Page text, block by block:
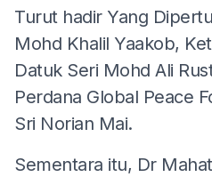
Turut hadir Yang
Mohd Khalil Yaakob,
Datuk Seri Mohd Ali
Perdana Global Peace
Sri Norian Mai.
Sementara itu, Dr